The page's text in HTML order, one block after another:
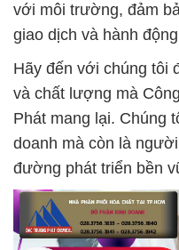
với môi trường, đảm
giao dịch và hành
Hãy đến với chúng tôi
và chất lượng mà
Phát mang lại. Chúng
doanh mà còn là
đường phát triển bền